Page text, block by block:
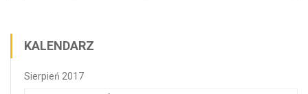
KALENDARZ
Sierpień 2017